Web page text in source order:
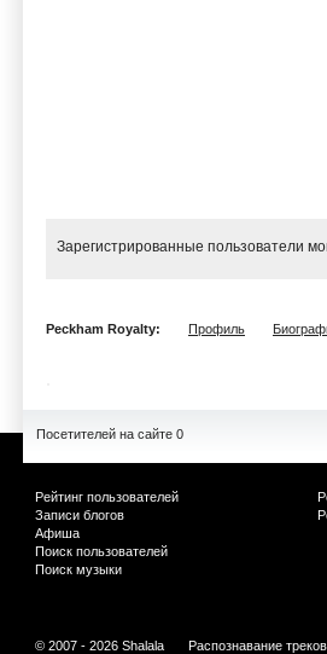
Зарегистрированные пользователи
Peckham Royalty: Профиль
Посетителей на сайте 0
Рейтинг пользователей
Записи блогов
Афиша
Поиск пользователей
Поиск музыки
© 2007 - 2026 Shalala Распознавание